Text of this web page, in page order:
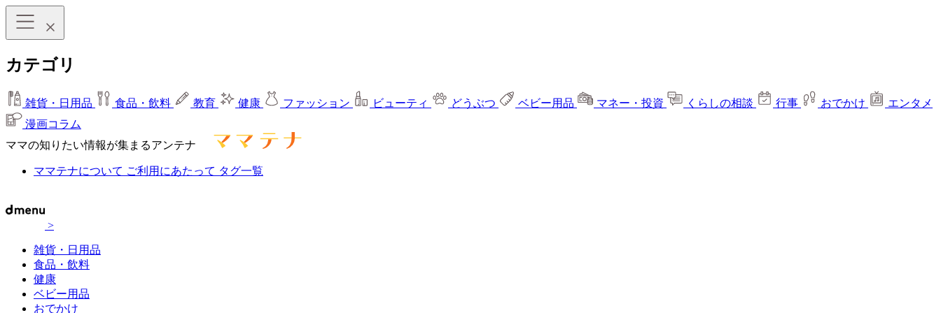
カテゴリ
雑貨・日用品 食品・飲料 教育 健康 ファッション ビューティ どうぶつ ベビー用品 マネー・投資 くらしの相談 行事 おでかけ
エンタメ
漫画コラム
ママの知りたい情報が集まるアンテナ
ママテナについて ご利用にあたって タグ一覧
>
雑貨・日用品
食品・飲料
健康
ベビー用品
おでかけ